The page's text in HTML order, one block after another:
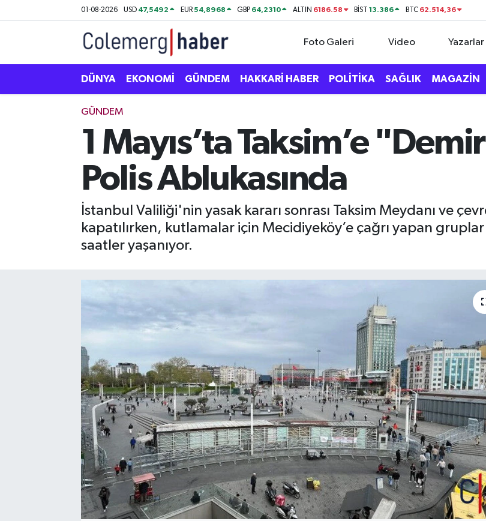
01-08-2026 USD 47,5492 EUR54,8968 GBP 64,2310 ALTIN 6186.58 BİST13.386 BTC 62.514,36
Foto Galeri Video Yazarlar
DÜNYA EKONOMİ GÜNDEM HAKKARİ HABER POLİTİKA SAĞLIK MAGAZİN
GÜNDEM
1 Mayıs’ta Taksim’e
Polis Ablukasında
İstanbul Valiliği'nin yasak kararı sonrası Taksim Meydanı ve
kapatılırken, kutlamalar için Mecidiyeköy’e çağrı yapan
saatler yaşanıyor.
KÜLTÜR SANAT
MAGAZİN
Hakkâri Nöbetçi Eczaneler
Hakkâri Hava Durumu
Hakkari Namaz Vakitleri
Hakkâri Trafik Yoğunluk Haritası
Süper Lig Puan Durumu ve Fikstür
Son Dakika Haberleri